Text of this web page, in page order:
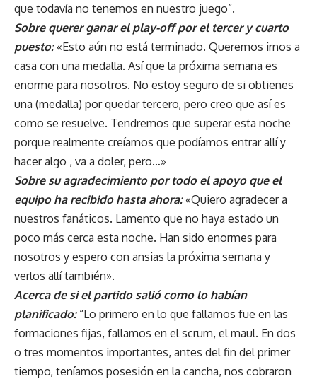
que todavía no tenemos en nuestro juego”.
Sobre querer ganar el play-off por el tercer y cuarto
puesto: «Esto aún no está terminado. Queremos irnos a
casa con una medalla. Así que la próxima semana es
enorme para nosotros. No estoy seguro de si obtienes
una (medalla) por quedar tercero, pero creo que así es
como se resuelve. Tendremos que superar esta noche
porque realmente creíamos que podíamos entrar allí y
hacer algo , va a doler, pero…»
Sobre su agradecimiento por todo el apoyo que el
equipo ha recibido hasta ahora: «Quiero agradecer a
nuestros fanáticos. Lamento que no haya estado un
poco más cerca esta noche. Han sido enormes para
nosotros y espero con ansias la próxima semana y
verlos allí también».
Acerca de si el partido salió como lo habían
planificado: “Lo primero en lo que fallamos fue en las
formaciones fijas, fallamos en el scrum, el maul. En dos
o tres momentos importantes, antes del fin del primer
tiempo, teníamos posesión en la cancha, nos cobraron